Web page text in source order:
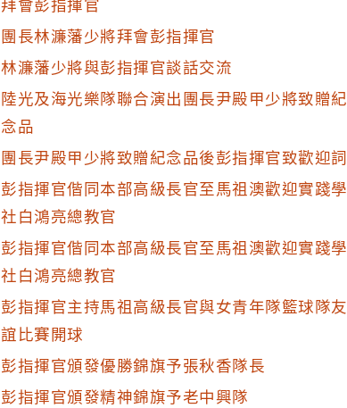
團長林濂藩少將拜會彭指揮官
林濂藩少將與彭指揮官談話交流
陸光及海光樂隊聯合演出團長尹殿甲少將致贈紀
念品
團長尹殿甲少將致贈紀念品後彭指揮官致歡迎詞
彭指揮官偕同本部高級長官至馬祖澳歡迎實踐學
社白鴻亮總教官
彭指揮官偕同本部高級長官至馬祖澳歡迎實踐學
社白鴻亮總教官
彭指揮官主持馬祖高級長官與女青年隊籃球隊友
誼比賽開球
彭指揮官頒發優勝錦旗予張秋香隊長
彭指揮官頒發精神錦旗予老中興隊